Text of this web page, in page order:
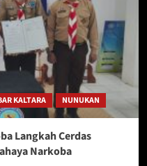
KALTARA NUNUKAN
Langkah Cerdas
Narkoba